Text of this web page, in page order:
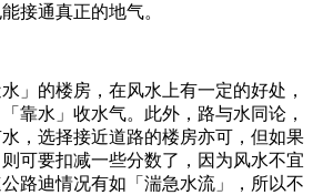
接通真正的地气。
」的楼房，在风水上有一定的好处，
靠水」收水气。此外，路与水同论，
，选择接近道路的楼房亦可，但如果
可要扣减一些分数了，因为风水不宜
公路迪情况有如「湍急水流」，所以不